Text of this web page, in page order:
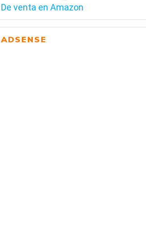
De venta en Amazon